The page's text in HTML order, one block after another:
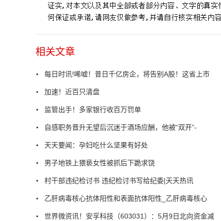
相关文章
每日时讯!唏嘘！昔日千亿房企，将告别A股！这省上市
加速！近百只清盘
监管出手！多家银行收百万罚单
自感职务晋升无望后沉迷于酒场应酬，他被“双开”-
天天要闻：孕妇吃什么坚果有好处
男子地铁上猥亵女性被抓后下跪求饶
村干部违纪检讨书 违纪检讨书写给纪委|天天热讯
乙肝病毒核心抗体阳性和表面抗体阳性_乙肝病毒核心
世界微资讯！安孚科技（603031）：5月9日北向资金减